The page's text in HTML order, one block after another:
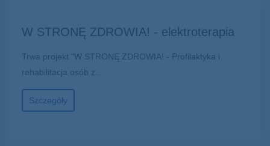
W STRONĘ ZDROWIA! - elektroterapia
Trwa projekt "W STRONĘ ZDROWIA! - Profilaktyka i
rehabilitacja osób z...
Szczegóły